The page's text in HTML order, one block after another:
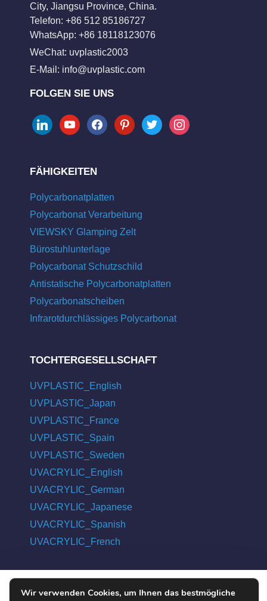
City, Jiangsu Province, China.
Telefon: +86 512 85186727
WhatsApp: +86 18118123076
WeChat: uvplastic2003
E-Mail: info@uvplastic.com
FOLGEN SIE UNS
linkedinyoutubefacebookpinteresttwitter instagram
FÄHIGKEITEN
Polycarbonatplatten
Polycarbonat Verarbeitung
VIEWSKY Glamping Zelt
Bürostuhlunterlage
Polycarbonat Schutzschild
Antistatische Polycarbonatplatten
Polycarbonatscheiben
Infrarotdurchlässiges Polycarbonat
TOCHTERGESELLSCHAFT
UVPLASTIC_English
UVPLASTIC_Japan
UVPLASTIC_France
UVPLASTIC_Spain
UVPLASTIC_Sweden
UVACRYLIC_English
UVACRYLIC_German
UVACRYLIC_Japanese
UVACRYLIC_Spanish
UVACRYLIC_French
Wir verwenden Cookies, um Ihnen das bestmögliche